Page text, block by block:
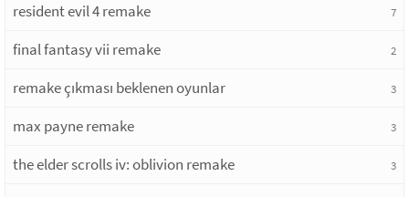
resident evil 4 remake 7
final fantasy vii remake 2
remake çıkması beklenen oyunlar 3
max payne remake 3
the elder scrolls iv: oblivion remake 3